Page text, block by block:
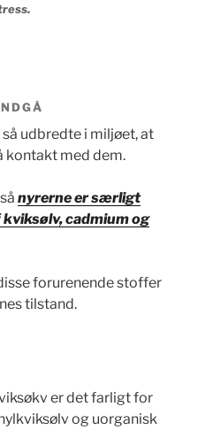
udbredte i miljøet, at
kontakt med dem.
nyrerne er særligt
cadmium og
forurenende stoffer
tilstand.
er det farligt for
og uorganisk